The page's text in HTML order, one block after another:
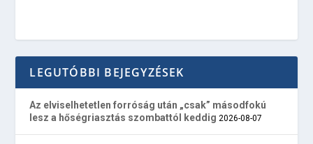
LEGUTÓBBI BEJEGYZÉSEK
Az elviselhetetlen forróság után „csak” másodfokú
lesz a hőségriasztás szombattól keddig 2026-08-07